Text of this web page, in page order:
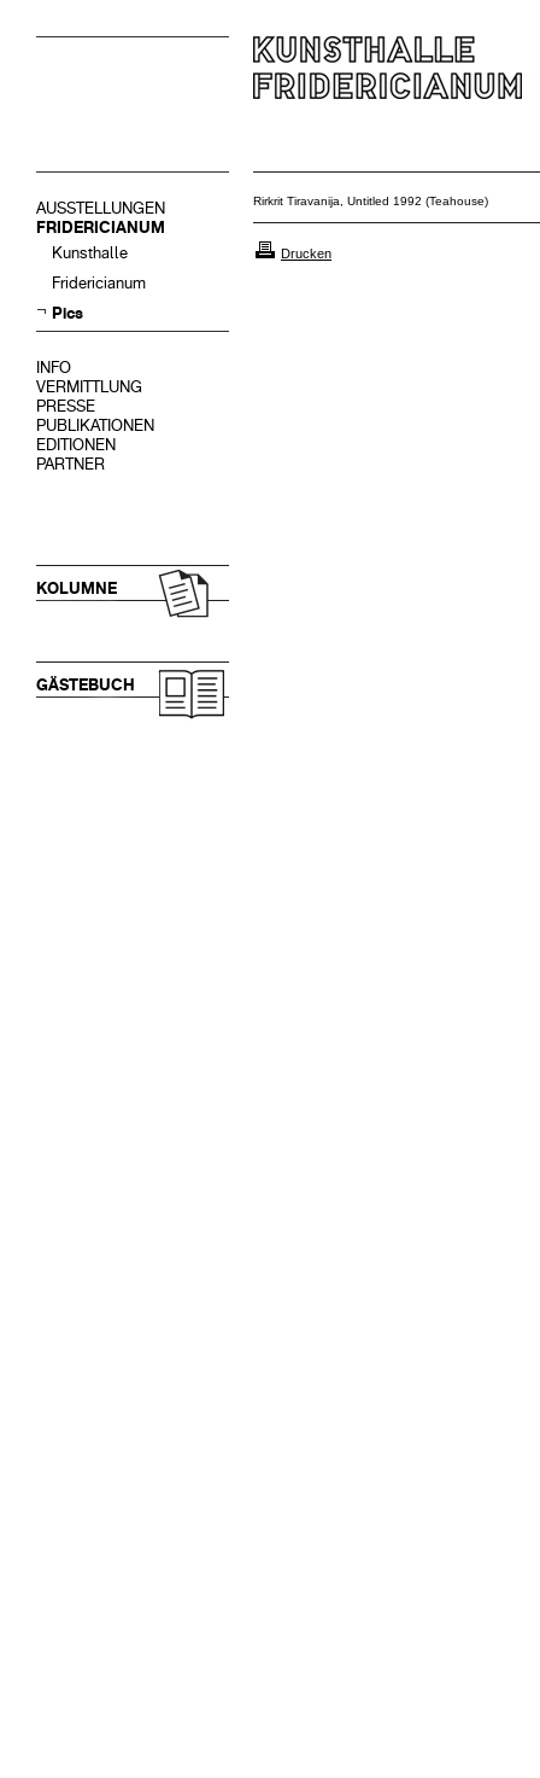
AUSSTELLUNGEN
FRIDERICIANUM
Kunsthalle
Fridericianum
Pics
INFO
VERMITTLUNG
PRESSE
PUBLIKATIONEN
EDITIONEN
PARTNER
KOLUMNE
GÄSTEBUCH
Rirkrit Tiravanija, Untitled 1992 (Teahouse)
Drucken